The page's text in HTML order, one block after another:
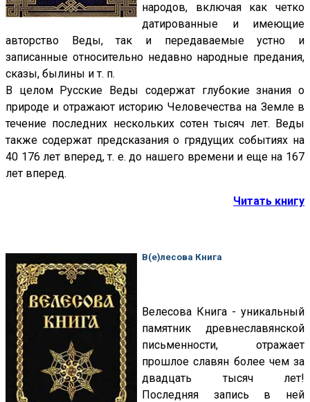
народов, включая как четко
датированные и имеющие
авторство Веды, так и передаваемые устно и
записанные относительно недавно народные предания,
сказы, былины и т. п.
В целом Русские Веды содержат глубокие знания о
природе и отражают историю Человечества на Земле в
течение последних нескольких сотен тысяч лет. Веды
также содержат предсказания о грядущих событиях на
40 176 лет вперед, т. е. до нашего времени и еще на 167
лет вперед.
Читать книгу
В(е)лесова Книга
Велесова Книга - уникальный
памятник древнеславянской
письменности, отражает
прошлое славян более чем за
двадцать тысяч лет!
Последняя запись в ней